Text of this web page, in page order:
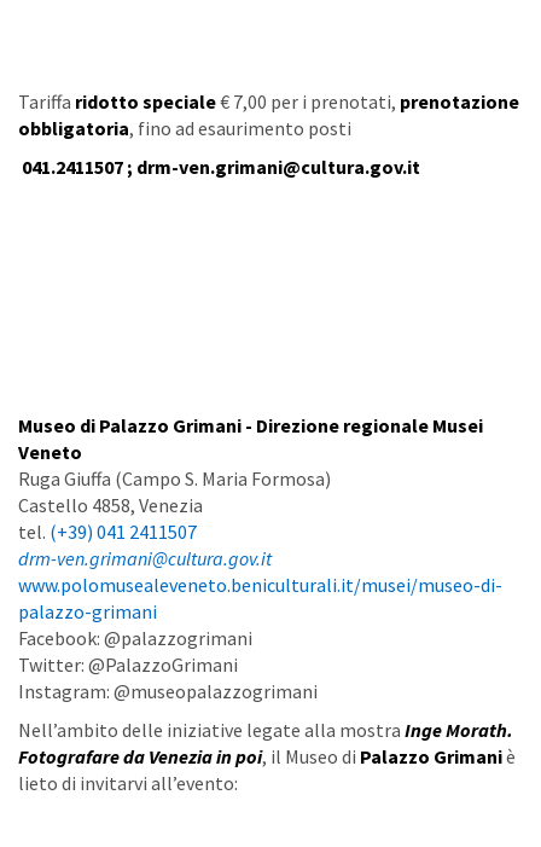
Tariffa ridotto speciale€ 7,00 per i prenotati, prenotazione
obbligatoria, fino ad esaurimento posti
041.2411507 ; drm-ven.grimani@cultura.gov.it
Museo di Palazzo Grimani - Direzione regionale Musei
Veneto
Ruga Giuffa (Campo S. Maria Formosa)
Castello 4858, Venezia
tel. (+39) 041 2411507
drm-ven.grimani@cultura.gov.it
www.polomusealeveneto.beniculturali.it/musei/museo-di-
palazzo-grimani
Facebook: @palazzogrimani
Twitter: @PalazzoGrimani
Instagram: @museopalazzogrimani
Nell’ambito delle iniziative legate alla mostra Inge Morath.
Fotografare da Venezia inpoi, il Museo di Palazzo Grimaniè
lieto di invitarvi all’evento: